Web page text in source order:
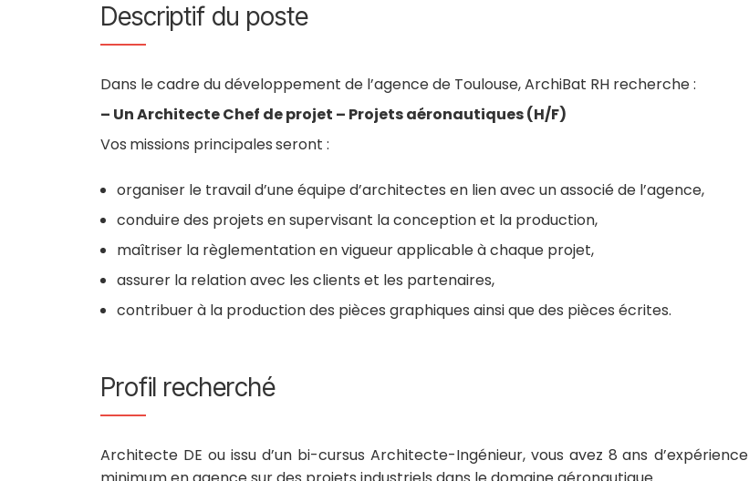
Descriptif du poste
Dans le cadre du développement de l’agence de Toulouse, ArchiBat RH recherche :
– Un Architecte Chef de projet – Projets aéronautiques (H/F)
Vos missions principalesseront :
organiser le travail d’une équipe d’architectes en lien avec un associé de l’agence,
conduire des projets en supervisant la conception et la production,
maîtriser la règlementation en vigueur applicable à chaque projet,
assurer la relation avec les clients et les partenaires,
contribuer à la production des pièces graphiques ainsi que des pièces écrites.
Profil recherché
Architecte DE ou issu d’un bi-cursus Architecte-Ingénieur, vous avez 8 ans d’expérience